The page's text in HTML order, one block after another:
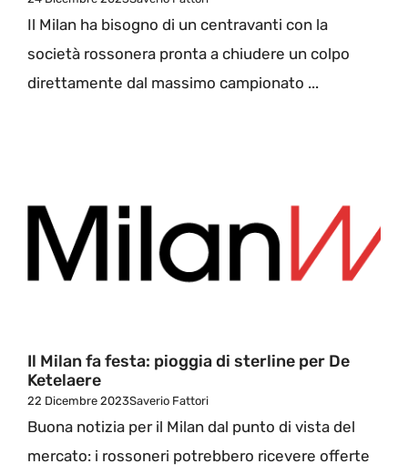
Il Milan ha bisogno di un centravanti con la
società rossonera pronta a chiudere un colpo
direttamente dal massimo campionato ...
Il Milan fa festa: pioggia di sterline per De
Ketelaere
22 Dicembre 2023Saverio Fattori
Buona notizia per il Milan dal punto di vista del
mercato: i rossoneri potrebbero ricevere offerte